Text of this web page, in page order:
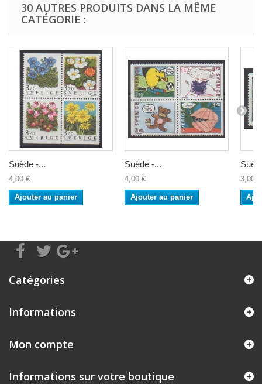
30 AUTRES PRODUITS DANS LA MÊME
CATÉGORIE :
Suède -...
4,00 €
Ajouter au panier
Suède -...
4,00 €
Ajouter au panier
3,00 €
Catégories
Informations
Mon compte
Informations sur votre boutique